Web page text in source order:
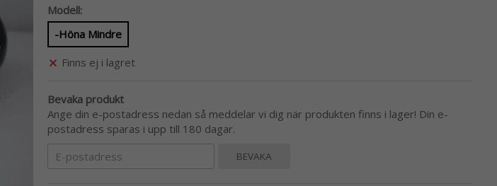
Modell:
-Höna Mindre
Finns ej i lagret
Bevaka produkt
Ange din e-postadress nedan så meddelar vi dig när produkten finns i lager! Din e-
postadress sparas i upp till 180 dagar.
BEVAKA